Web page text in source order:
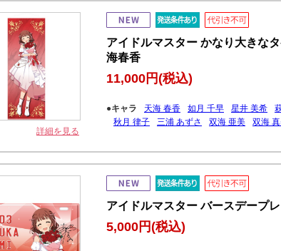
詳細を見る
アイドルマスター かなり大きな
海春香
11,000円(税込)
●キャラ 天海 春香 如月 千早 星井 美希
秋月 律子
三浦 あずさ 双海 亜美 双海
アイドルマスター バースデープ
5,000円(税込)